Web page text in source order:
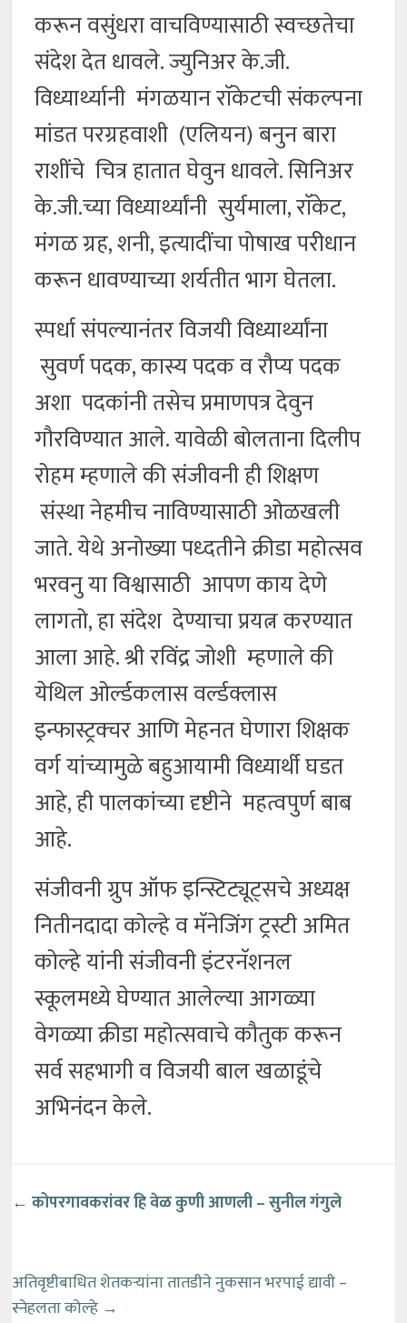
करून वसुंधरा वाचविण्यासाठी स्वच्छतेचा
संदेश देत धावले. ज्युनिअर के.जी.
विध्यार्थ्यानी मंगळयान राॅकेटची संकल्पना
मांडत परग्रहवाशी (एलियन) बनुन बारा
राशींचे चित्र हातात घेवुन धावले. सिनिअर
के.जी.च्या विध्यार्थ्यांनी सुर्यमाला, राॅकेट,
मंगळ ग्रह, शनी, इत्यादींचा पोषाख परीधान
करून धावण्याच्या शर्यतीत भाग घेतला.
स्पर्धा संपल्यानंतर विजयी विध्यार्थ्यांना
सुवर्ण पदक, कास्य पदक व रौप्य पदक
अशा पदकांनी तसेच प्रमाणपत्र देवुन
गौरविण्यात आले. यावेळी बोलताना दिलीप
रोहम म्हणाले की संजीवनी ही शिक्षण
संस्था नेहमीच नाविण्यासाठी ओळखली
जाते. येथे अनोख्या पध्दतीने क्रीडा महोत्सव
भरवनु या विश्वासाठी आपण काय देणे
लागतो, हा संदेश देण्याचा प्रयत्न करण्यात
आला आहे. श्री रविंद्र जोशी म्हणाले की
येथिल ओर्ल्डकलास वर्ल्डक्लास
इन्फास्ट्रक्चर आणि मेहनत घेणारा शिक्षक
वर्ग यांच्यामुळे बहुआयामी विध्यार्थी घडत
आहे, ही पालकांच्या दृष्टीने महत्वपुर्ण बाब
आहे.
संजीवनी ग्रुप ऑफ इन्स्टिट्यूट्सचे अध्यक्ष
नितीनदादा कोल्हे व मॅनेजिंग ट्रस्टी अमित
कोल्हे यांनी संजीवनी इंटरनॅशनल
स्कूलमध्ये घेण्यात आलेल्या आगळ्या
वेगळ्या क्रीडा महोत्सवाचे कौतुक करून
सर्व सहभागी व विजयी बाल खळाडूंचे
अभिनंदन केले.
← कोपरगावकरांवर हि वेळ कुणी आणली – सुनील गंगुले
अतिवृष्टीबाधित शेतकऱ्यांना तातडीने नुकसान भरपाई द्यावी –
स्नेहलता कोल्हे →